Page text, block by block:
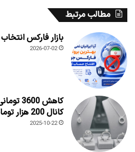
مطالب مرتبط
بازار فارکس
2026-07-02
کاهش
کانال 200 هزار تومانی را از دست داد
2025-10-22